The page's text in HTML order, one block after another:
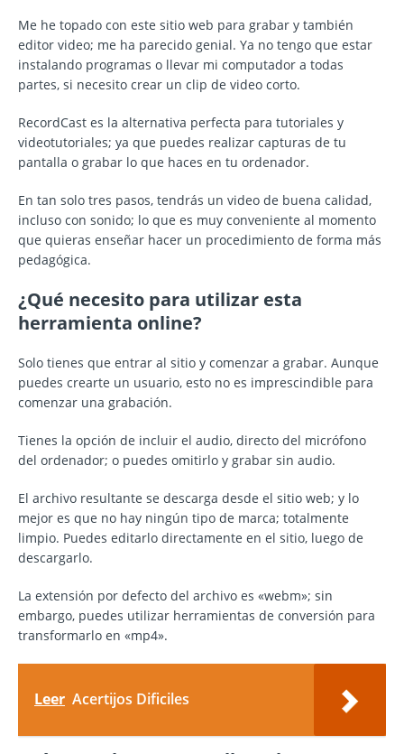
Me he topado con este sitio web para grabar y también
editor video; me ha parecido genial. Ya no tengo que estar
instalando programas o llevar mi computador a todas
partes, si necesito crear un clip de video corto.
RecordCast es la alternativa perfecta para tutoriales y
videotutoriales; ya que puedes realizar capturas de tu
pantalla o grabar lo que haces en tu ordenador.
En tan solo tres pasos, tendrás un video de buena calidad,
incluso con sonido; lo que es muy conveniente al momento
que quieras enseñar hacer un procedimiento de forma más
pedagógica.
¿Qué necesito para utilizar esta
herramienta online?
Solo tienes que entrar al sitio y comenzar a grabar. Aunque
puedes crearte un usuario, esto no es imprescindible para
comenzar una grabación.
Tienes la opción de incluir el audio, directo del micrófono
del ordenador; o puedes omitirlo y grabar sin audio.
El archivo resultante se descarga desde el sitio web; y lo
mejor es que no hay ningún tipo de marca; totalmente
limpio. Puedes editarlo directamente en el sitio, luego de
descargarlo.
La extensión por defecto del archivo es «webm»; sin
embargo, puedes utilizar herramientas de conversión para
transformarlo en «mp4».
Leer Acertijos Dificiles